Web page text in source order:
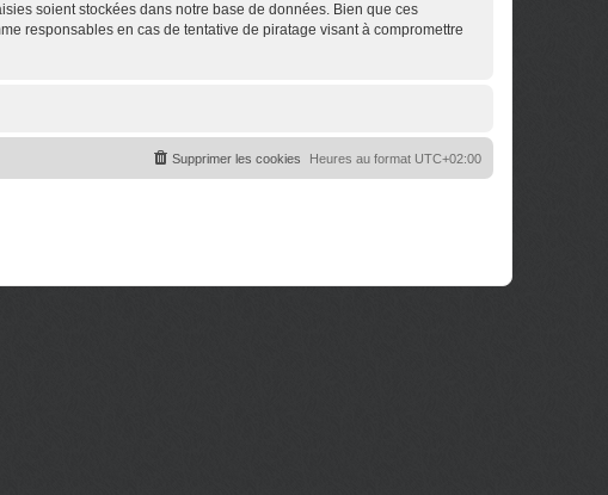
soient stockées dans notre base de données. Bien que ces
responsables en cas de tentative de piratage visant à compromettre
Heures au format UTC+02:00
Supprimer les cookies